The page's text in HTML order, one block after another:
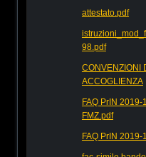
attestato.pdf
98.pdf
CONVENZIONI
ACCOGLIENZA
FAQ PrIN 2019-
FMZ.pdf
FAQ PrIN